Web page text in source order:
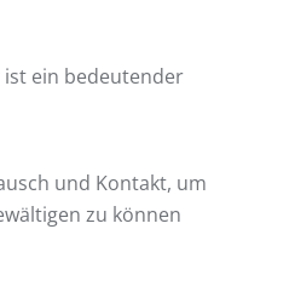
ein bedeutender
und Kontakt, um
zu können